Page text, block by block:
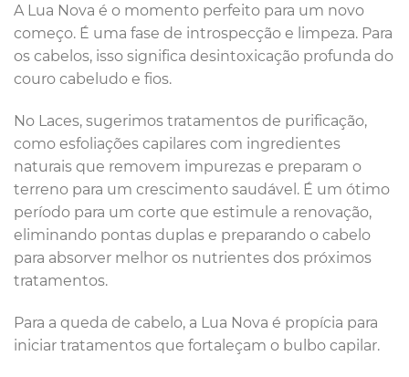
A Lua Nova é o momento perfeito para um novo
começo. É uma fase de introspecção e limpeza. Para
os cabelos, isso significa desintoxicação profunda do
couro cabeludo e fios.
No Laces, sugerimos tratamentos de purificação,
como esfoliações capilares com ingredientes
naturais que removem impurezas e preparam o
terreno para um crescimento saudável. É um ótimo
período para um corte que estimule a renovação,
eliminando pontas duplas e preparando o cabelo
para absorver melhor os nutrientes dos próximos
tratamentos.
Para a queda de cabelo, a Lua Nova é propícia para
iniciar tratamentos que fortaleçam o bulbo capilar.